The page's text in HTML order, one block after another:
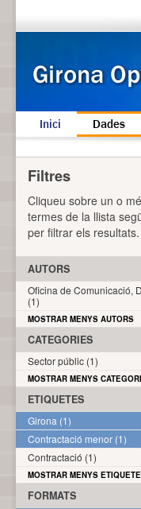
Inici Dades
Filtres
Cliqueu sobre un o
termes de la llista
per filtrar els resultats.
AUTORS
Oficina de Comunicació,
(1)
MOSTRAR MENYS AUTORS
CATEGORIES
Sector públic (1)
MOSTRAR MENYS
ETIQUETES
Girona (1)
Contractació menor (1)
Contractació (1)
MOSTRAR MENYS
FORMATS